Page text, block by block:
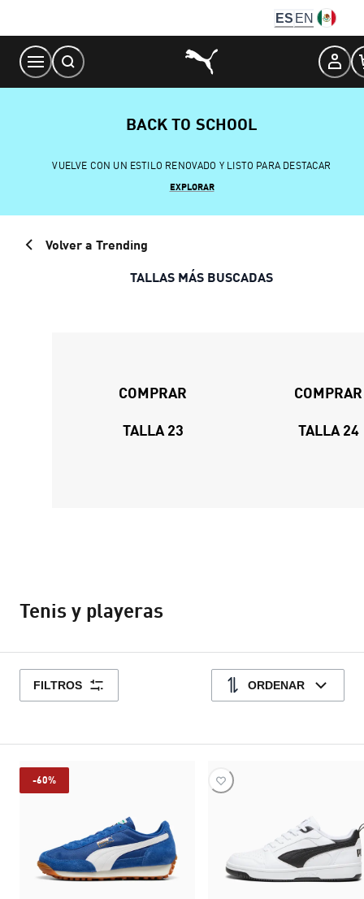
Content
ES EN
BACK TO SCHOOL
VUELVE CON UN ESTILO RENOVADO Y LISTO PARA DESTACAR
EXPLORAR
Volver a Trending
TALLAS MÁS BUSCADAS
COMPRAR
TALLA 23
COMPRAR
TALLA 24
Tenis y playeras
FILTROS ORDENAR
-60%